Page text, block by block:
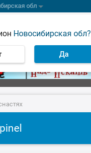
обл
Новосибирская обл?
Да